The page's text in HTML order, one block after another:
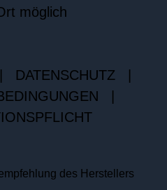
möglich
DATENSCHUTZ
des Herstellers